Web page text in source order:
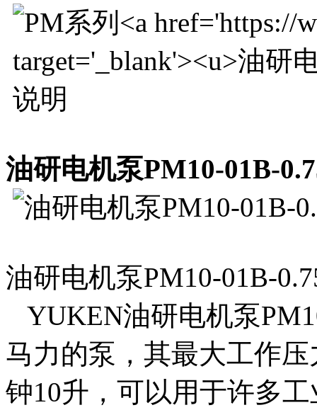
油研电机泵PM10-01B-
油研电机泵PM10-01B-
YUKEN油研电机泵
马力的泵，其最大工作
钟10升，可以用于许多